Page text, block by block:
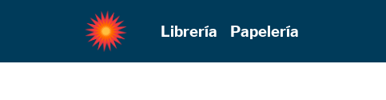
Librería Papelería